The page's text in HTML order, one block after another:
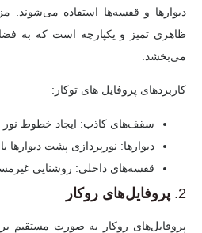
دیوارها و قفسه‌ها استفاده می‌شوند.
ظاهری تمیز و یکپارچه است که به
می‌بخشد.
کاربردهای پروفایل های توکار:
سقف‌های کاذب: ایجاد خطوط
دیوارها: نورپردازی پشت دیوارها
قفسه‌های داخلی: روشنایی
2. پروفایل‌های روکار
پروفایل‌های روکار به صورت